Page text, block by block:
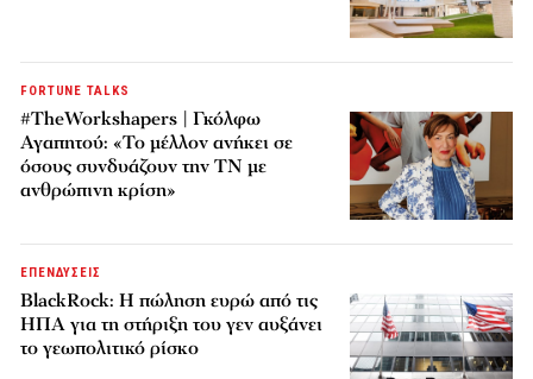
FORTUNE TALKS
#TheWorkshapers | Γκόλφω
Αγαπητού: «Το μέλλον ανήκει σε
όσους συνδυάζουν την ΤΝ με
ανθρώπινη κρίση»
ΕΠΕΝΔΥΣΕΙΣ
BlackRock: Η πώληση ευρώ από τις
ΗΠΑ για τη στήριξη του γεν αυξάνει
το γεωπολιτικό ρίσκο